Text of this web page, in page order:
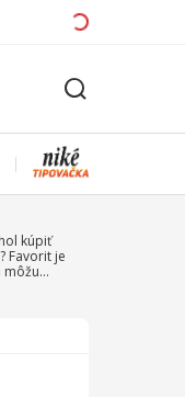
kúpiť
Favorit je
môžu